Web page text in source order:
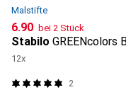
Malstifte
CHF
6.90 bei 2 Stück
Stabilo GREENcolors
12x
2